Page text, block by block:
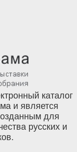
каталог
и является
для
русских и